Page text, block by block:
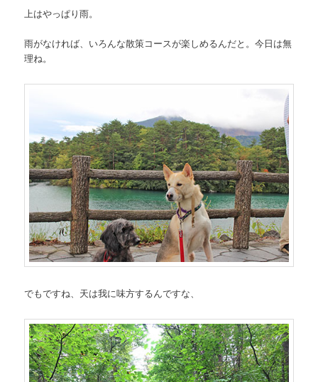
上はやっぱり雨。
雨がなければ、いろんな散策コースが楽しめるんだと。今日は無
理ね。
でもですね、天は我に味方するんですな、